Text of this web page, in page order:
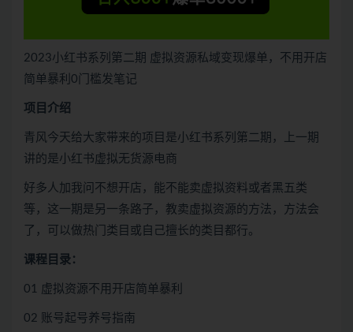
2023小红书系列第二期 虚拟资源私域变现爆单，不用开店
简单暴利0门槛发笔记
项目介绍
青风今天给大家带来的项目是小红书系列第二期，上一期
讲的是小红书虚拟无货源电商
好多人加我问不想开店，能不能卖虚拟资料或者黑五类
等，这一期是另一条路子，教卖虚拟资源的方法，方法会
了，可以做热门类目或自己擅长的类目都行。
课程目录：
01 虚拟资源不用开店简单暴利
02 账号起号养号指南